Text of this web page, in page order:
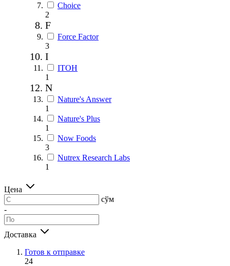
Choice
2
F
Force Factor
3
I
ITOH
1
N
Nature's Answer
1
Nature's Plus
1
Now Foods
3
Nutrex Research Labs
1
Цена
сўм
-
Доставка
Готов к отправке
24